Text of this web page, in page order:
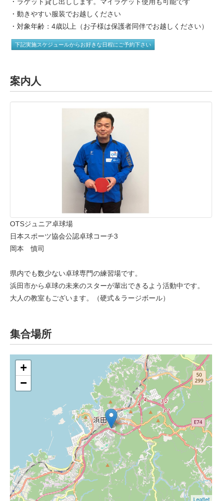
・動きやすい服装でお越しください
・対象年齢：4歳以上（お子様は保護者同伴でお越しください）
下記実施スケジュールからお好きな日程にご予約下さい
案内人
OTSジュニア卓球場
日本スポーツ協会公認卓球コーチ3
岡本 慎司
県内でも数少ない卓球専門の練習場です。
浜田市から卓球の未来のスターが輩出できるよう活動中です。
大人の教室もございます。（硬式＆ラージボール）
集合場所
+
−
Leaflet